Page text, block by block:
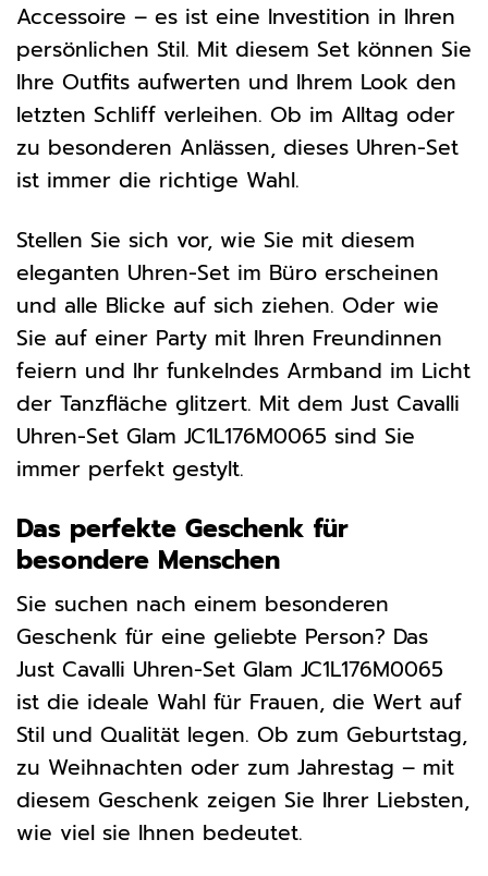
Accessoire – es ist eine Investition in Ihren
persönlichen Stil. Mit diesem Set können Sie
Ihre Outfits aufwerten und Ihrem Look den
letzten Schliff verleihen. Ob im Alltag oder
zu besonderen Anlässen, dieses Uhren-Set
ist immer die richtige Wahl.
Stellen Sie sich vor, wie Sie mit diesem
eleganten Uhren-Set im Büro erscheinen
und alle Blicke auf sich ziehen. Oder wie
Sie auf einer Party mit Ihren Freundinnen
feiern und Ihr funkelndes Armband im Licht
der Tanzfläche glitzert. Mit dem Just Cavalli
Uhren-Set Glam JC1L176M0065 sind Sie
immer perfekt gestylt.
Das perfekte Geschenk für
besondere Menschen
Sie suchen nach einem besonderen
Geschenk für eine geliebte Person? Das
Just Cavalli Uhren-Set Glam JC1L176M0065
ist die ideale Wahl für Frauen, die Wert auf
Stil und Qualität legen. Ob zum Geburtstag,
zu Weihnachten oder zum Jahrestag – mit
diesem Geschenk zeigen Sie Ihrer Liebsten,
wie viel sie Ihnen bedeutet.